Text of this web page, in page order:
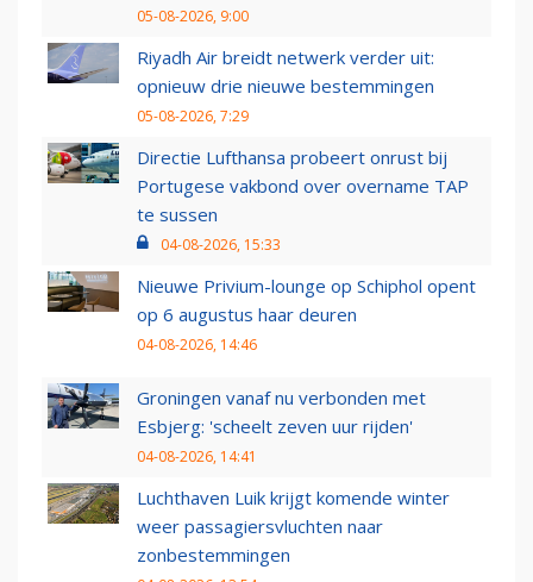
05-08-2026, 9:00
Riyadh Air breidt netwerk verder uit:
opnieuw drie nieuwe bestemmingen
05-08-2026, 7:29
Directie Lufthansa probeert onrust bij
Portugese vakbond over overname TAP
te sussen
04-08-2026, 15:33
Nieuwe Privium-lounge op Schiphol opent
op 6 augustus haar deuren
04-08-2026, 14:46
Groningen vanaf nu verbonden met
Esbjerg: 'scheelt zeven uur rijden'
04-08-2026, 14:41
Luchthaven Luik krijgt komende winter
weer passagiersvluchten naar
zonbestemmingen